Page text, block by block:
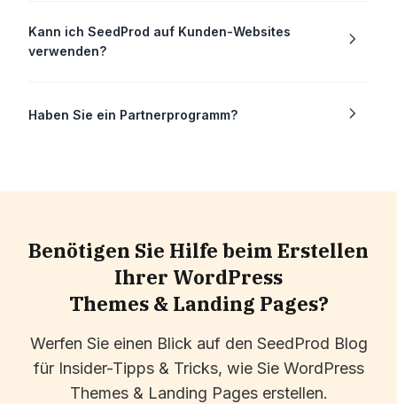
Kann ich SeedProd auf Kunden-Websites
verwenden?
Haben Sie ein Partnerprogramm?
Benötigen Sie Hilfe beim Erstellen
Ihrer WordPress
Themes & Landing Pages?
Werfen Sie einen Blick auf den SeedProd Blog
für Insider-Tipps & Tricks, wie Sie WordPress
Themes & Landing Pages erstellen.